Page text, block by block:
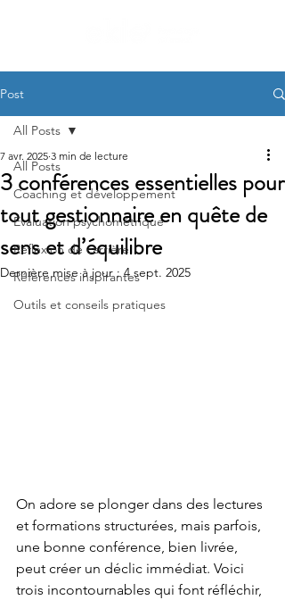
Post
All Posts
Coaching et développement
Évaluation psychométrique
Réflexion de carrière
Références inspirantes
Outils et conseils pratiques
All Posts
3 conférences essentielles pour
tout gestionnaire en quête de
sens et d’équilibre
7 avr. 2025 3 min de lecture
Dernière mise à jour :4 sept. 2025
On adore se plonger dans des lectures
et formations structurées, mais parfois,
une bonne conférence, bien livrée,
peut créer un déclic immédiat. Voici
trois incontournables qui font réfléchir,